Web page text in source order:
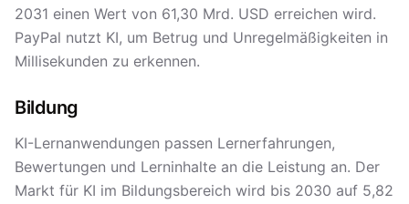
2031 einen Wert von 61,30 Mrd. USD erreichen wird.
PayPal nutzt KI, um Betrug und Unregelmäßigkeiten in
Millisekunden zu erkennen.
Bildung
KI-Lernanwendungen passen Lernerfahrungen,
Bewertungen und Lerninhalte an die Leistung an. Der
Markt für KI im Bildungsbereich wird bis 2030 auf 5,82